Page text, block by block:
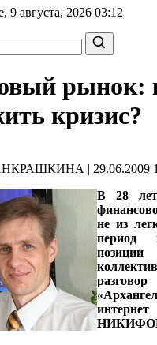
9 августа, 2026 03:12
рынок:
кризис?
| 29.06.2009
В 28 лет
не из
период
разговор